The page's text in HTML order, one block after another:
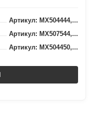
Артикул: MX504444,...
Артикул: MX507544,...
Артикул: MX504450,...